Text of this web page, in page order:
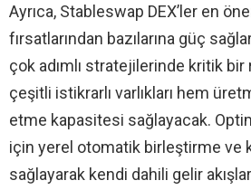
Ayrıca, Stableswap DEX’ler en
fırsatlarından bazılarına güç
çok adımlı stratejilerinde kritik bir
çeşitli istikrarlı varlıkları hem
etme kapasitesi sağlayacak.
için yerel otomatik birleştirme ve
sağlayarak kendi dahili gelir